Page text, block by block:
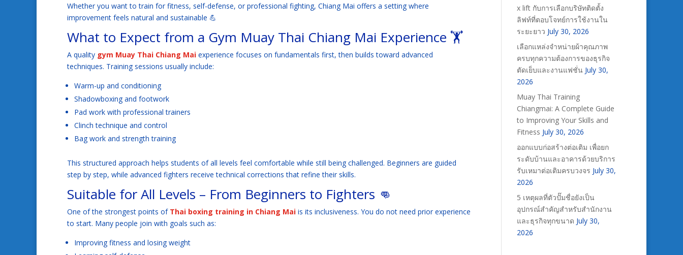
Whether you want to train for fitness, self-defense, or professional fighting, Chiang Mai offers a setting where
improvement feels natural and sustainable 💪
What to Expect from a Gym Muay Thai Chiang Mai Experience 🏋️
A quality gym Muay Thai Chiang Mai experience focuses on fundamentals first, then builds toward advanced
techniques. Training sessions usually include:
Warm-up and conditioning
Shadowboxing and footwork
Pad work with professional trainers
Clinch technique and control
Bag work and strength training
This structured approach helps students of all levels feel comfortable while still being challenged. Beginners are guided
step by step, while advanced fighters receive technical corrections that refine their skills.
Suitable for All Levels – From Beginners to Fighters 👊
One of the strongest points of Thai boxing training in Chiang Mai is its inclusiveness. You do not need prior experience
to start. Many people join with goals such as:
Improving fitness and losing weight
x lift กับการเลือกบริษัทติดตั้ง
ลิฟท์ที่ตอบโจทย์การใช้งานใน
ระยะยาว July 30, 2026
เลือกแหล่งจำหน่ายผ้าคุณภาพ
ครบทุกความต้องการของธุรกิจ
ตัดเย็บและงานแฟชั่น July 30,
2026
Muay Thai Training
Chiangmai: A Complete Guide
to Improving Your Skills and
Fitness July 30, 2026
ออกแบบก่อสร้างต่อเติม เพื่อยก
ระดับบ้านและอาคารด้วยบริการ
รับเหมาต่อเติมครบวงจร July 30,
2026
5 เหตุผลที่ตัวปั๊มชื่อยังเป็น
อุปกรณ์สำคัญสำหรับสำนักงาน
และธุรกิจทุกขนาด July 30,
2026